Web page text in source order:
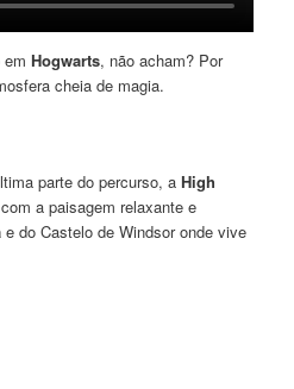
emHogwarts, não acham? Por
cheia de magia.
parte do percurso, aHigh
a paisagem relaxante e
e do Castelo de Windsor onde vive